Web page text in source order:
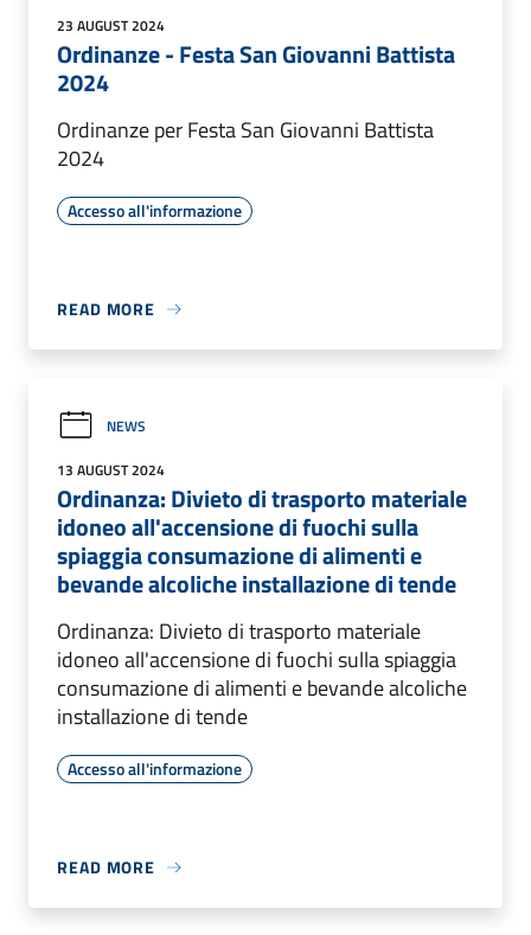
23 AUGUST 2024
Ordinanze - Festa San Giovanni Battista
2024
Ordinanze per Festa San Giovanni Battista
2024
Accesso all'informazione
READ MORE
NEWS
13 AUGUST 2024
Ordinanza: Divieto di trasporto materiale
idoneo all'accensione di fuochi sulla
spiaggia consumazione di alimenti e
bevande alcoliche installazione di tende
Ordinanza: Divieto di trasporto materiale
idoneo all'accensione di fuochi sulla spiaggia
consumazione di alimenti e bevande alcoliche
installazione di tende
Accesso all'informazione
READ MORE